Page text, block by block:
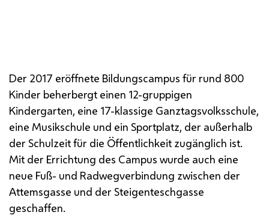
Der 2017 eröffnete Bildungscampus für rund 800
Kinder beherbergt einen 12-gruppigen
Kindergarten, eine 17-klassige Ganztagsvolksschule,
eine Musikschule und ein Sportplatz, der außerhalb
der Schulzeit für die Öffentlichkeit zugänglich ist.
Mit der Errichtung des Campus wurde auch eine
neue Fuß- und Radwegverbindung zwischen der
Attemsgasse und der Steigenteschgasse
geschaffen.